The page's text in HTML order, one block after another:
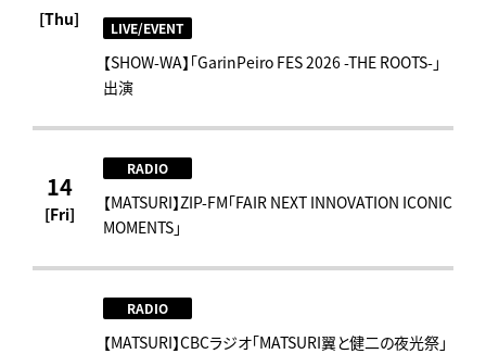
[Thu] LIVE/EVENT
【SHOW-WA】「GarinPeiro FES 2026 -THE ROOTS-」
出演
14
[Fri]
RADIO
【MATSURI】ZIP-FM「FAIR NEXT INNOVATION ICONIC
MOMENTS」
RADIO
【MATSURI】CBCラジオ「MATSURI翼と健二の夜光祭」